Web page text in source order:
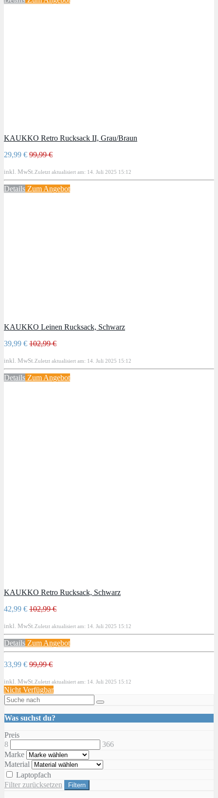
KAUKKO Retro Rucksack II, Grau/Braun
29,99 € 99,99 €
inkl. MwSt. Zuletzt aktualisiert am: 14. Juli 2025 15:12
Details Zum Angebot
KAUKKO Leinen Rucksack, Schwarz
39,99 € 102,99 €
inkl. MwSt. Zuletzt aktualisiert am: 14. Juli 2025 15:12
Details Zum Angebot
KAUKKO Retro Rucksack, Schwarz
42,99 € 102,99 €
inkl. MwSt. Zuletzt aktualisiert am: 14. Juli 2025 15:12
Details Zum Angebot
33,99 € 99,99 €
inkl. MwSt. Zuletzt aktualisiert am: 14. Juli 2025 15:12
Nicht Verfügbar
Was suchst du?
Preis
8
366
Marke
Material
Laptopfach
Filter zurücksetzen
Filtern